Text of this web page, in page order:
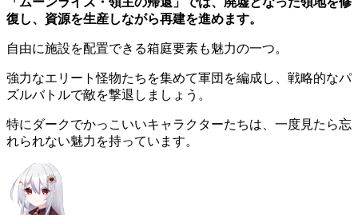
復し、資源を生産しながら再建を進めます。
自由に施設を配置できる箱庭要素も魅力の一つ。
強力なエリート怪物たちを集めて軍団を編成し、戦略的なパ
ズルバトルで敵を撃退しましょう。
特にダークでかっこいいキャラクターたちは、一度見たら忘
れられない魅力を持っています。